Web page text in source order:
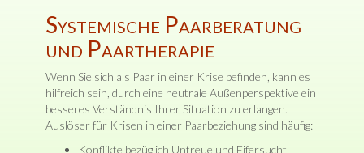
Systemische Paarberatung
und Paartherapie
Wenn Sie sich als Paar in einer Krise befinden, kann es
hilfreich sein, durch eine neutrale Außenperspektive ein
besseres Verständnis Ihrer Situation zu erlangen.
Auslöser für Krisen in einer Paarbeziehung sind häufig:
Konflikte bezüglich Untreue und Eifersucht